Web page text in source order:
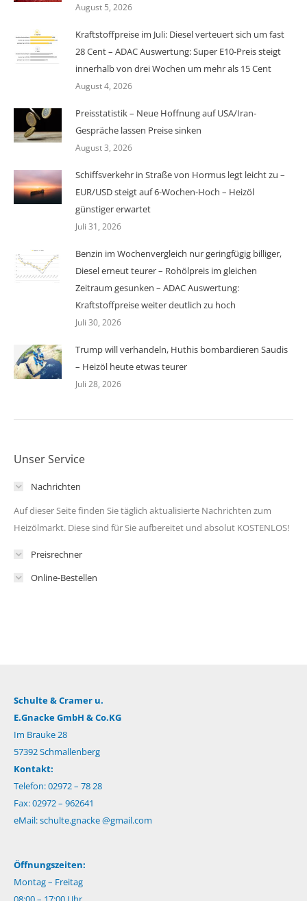
August 5, 2026
Kraftstoffpreise im Juli: Diesel verteuert sich um fast
28 Cent – ADAC Auswertung: Super E10-Preis steigt
innerhalb von drei Wochen um mehr als 15 Cent
August 4, 2026
Preisstatistik – Neue Hoffnung auf USA/Iran-
Gespräche lassen Preise sinken
August 3, 2026
Schiffsverkehr in Straße von Hormus legt leicht zu –
EUR/USD steigt auf 6-Wochen-Hoch – Heizöl
günstiger erwartet
Juli 31, 2026
Benzin im Wochenvergleich nur geringfügig billiger,
Diesel erneut teurer – Rohölpreis im gleichen
Zeitraum gesunken – ADAC Auswertung:
Kraftstoffpreise weiter deutlich zu hoch
Juli 30, 2026
Trump will verhandeln, Huthis bombardieren Saudis
– Heizöl heute etwas teurer
Juli 28, 2026
Unser Service
Nachrichten
Auf dieser Seite finden Sie täglich aktualisierte Nachrichten zum
Heizölmarkt. Diese sind für Sie aufbereitet und absolut KOSTENLOS!
Preisrechner
Online-Bestellen
Schulte & Cramer u.
E.Gnacke GmbH & Co.KG
Im Brauke 28
57392 Schmallenberg
Kontakt:
Telefon: 02972 – 78 28
Fax: 02972 – 962641
eMail:schulte.gnacke @gmail.com
Öffnungszeiten:
Montag – Freitag